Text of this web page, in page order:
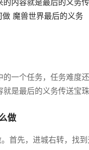
内容就是最后的义务
魔兽世界最后的义务
一个任务，任务难度
是最后的义务传送宝
做
首先，进城右转，找